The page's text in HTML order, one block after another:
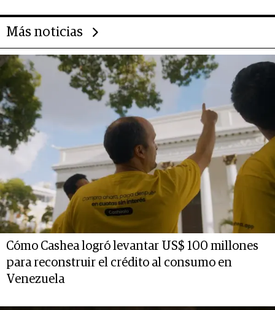
Más noticias
Cómo Cashea logró levantar US$ 100 millones
para reconstruir el crédito al consumo en
Venezuela